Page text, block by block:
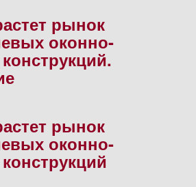
рынок
оконно-
рынок
оконно-